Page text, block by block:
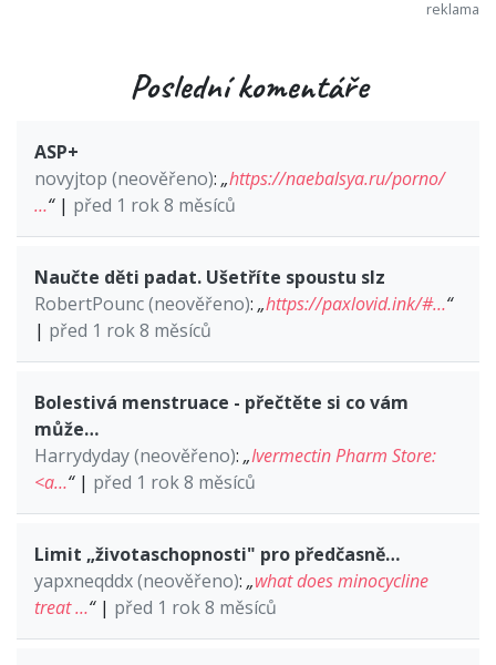
Poslední komentáře
ASP+
novyjtop (neověřeno): „https://naebalsya.ru/porno/
…“| před 1 rok 8 měsíců
Naučte děti padat. Ušetříte spoustu slz
RobertPounc (neověřeno): „https://paxlovid.ink/#…“
| před 1 rok 8 měsíců
Bolestivá menstruace - přečtěte si co vám
může…
Harrydyday (neověřeno): „Ivermectin Pharm Store:
<a…“| před 1 rok 8 měsíců
Limit „životaschopnosti" pro předčasně…
yapxneqddx (neověřeno): „what does minocycline
treat …“| před 1 rok 8 měsíců